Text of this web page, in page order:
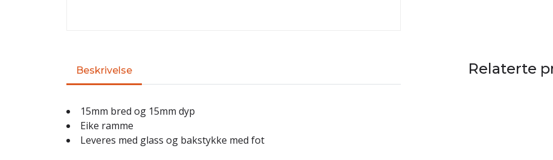
Beskrivelse
15mm bred og 15mm dyp
Eike ramme
Leveres med glass og bakstykke med fot
Relaterte